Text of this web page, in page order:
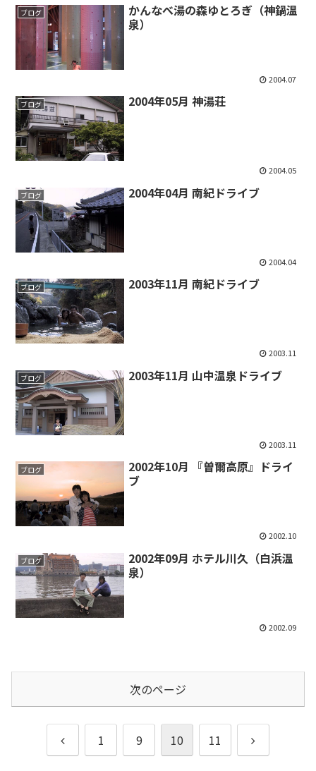
ブログ
かんなべ湯の森ゆとろぎ（神鍋温
泉）
2004.07
ブログ 2004年05月 神湯荘
2004.05
ブログ 2004年04月 南紀ドライブ
2004.04
ブログ 2003年11月 南紀ドライブ
2003.11
ブログ 2003年11月 山中温泉ドライブ
2003.11
ブログ
2002年10月 『曽爾高原』ドライ
ブ
2002.10
ブログ
2002年09月 ホテル川久（白浜温
泉）
2002.09
次のページ
前
1 9 10 11
次